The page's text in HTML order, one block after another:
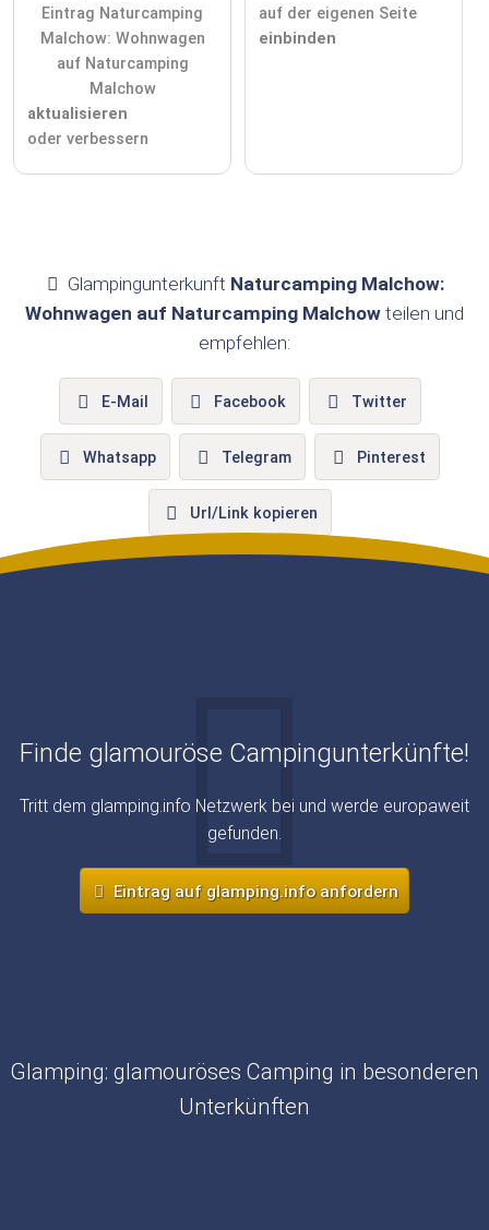
Eintrag Naturcamping
Malchow: Wohnwagen
auf Naturcamping
Malchow
aktualisieren
oder verbessern
auf der eigenen Seite
einbinden
Glampingunterkunft Naturcamping Malchow:
Wohnwagen auf Naturcamping Malchow teilen und
empfehlen:
E-Mail Facebook Twitter
Whatsapp Telegram Pinterest
Url/Link kopieren
Finde glamouröse Campingunterkünfte!
Tritt dem glamping.info Netzwerk bei und werde europaweit
gefunden.
Eintrag auf glamping.info anfordern
Glamping: glamouröses Camping in besonderen
Unterkünften